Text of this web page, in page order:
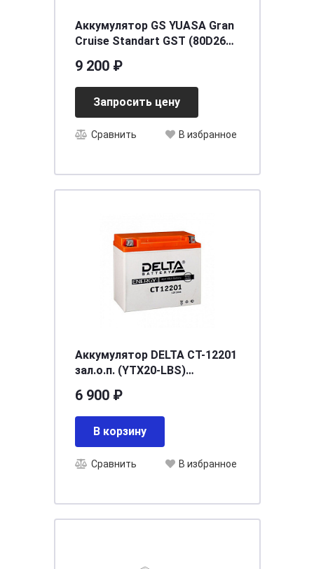
Аккумулятор GS YUASA Gran
Cruise Standart GST (80D26R)
[D26]
9 200 ₽
Запросить цену
Сравнить В избранное
Аккумулятор DELTA СТ-12201
зал.о.п. (YTX20-LBS)
6 900 ₽
В корзину
Сравнить В избранное